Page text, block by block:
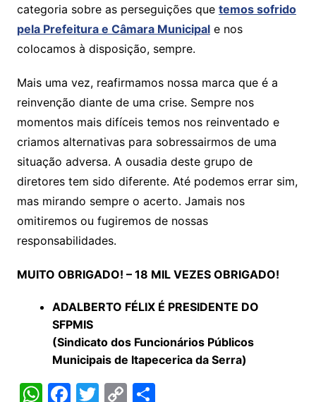
categoria sobre as perseguições que temos sofrido
pela Prefeitura e Câmara Municipale nos
colocamos à disposição, sempre.
Mais uma vez, reafirmamos nossa marca que é a
reinvenção diante de uma crise. Sempre nos
momentos mais difíceis temos nos reinventado e
criamos alternativas para sobressairmos de uma
situação adversa. A ousadia deste grupo de
diretores tem sido diferente. Até podemos errar sim,
mas mirando sempre o acerto. Jamais nos
omitiremos ou fugiremos de nossas
responsabilidades.
MUITO OBRIGADO! – 18 MIL VEZES OBRIGADO!
ADALBERTO FÉLIX É PRESIDENTE DO
SFPMIS
(Sindicato dos Funcionários Públicos
Municipais de Itapecerica da Serra)
W F T C S